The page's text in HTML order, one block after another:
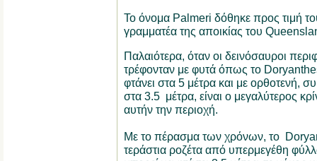
Το όνομα Palmeri δόθηκε προς τιμή
γραμματέα της αποικίας του
Παλαιότερα, όταν οι δεινόσαυροι
τρέφονταν με φυτά όπως το
φτάνει στα 5 μέτρα και με ορθοτενή,
στα 3.5 μέτρα, είναι ο μεγαλύτερος
αυτήν την περιοχή.
Με το πέρασμα των χρόνων, το
τεράστια ροζέτα από υπερμεγέθη